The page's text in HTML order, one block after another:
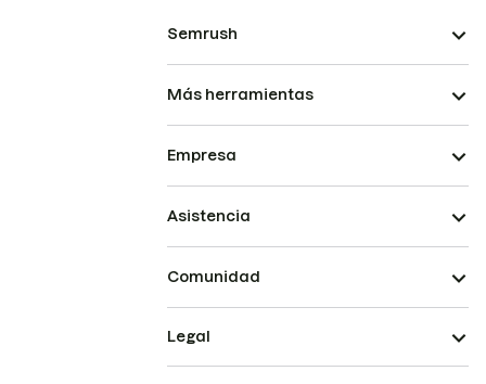
Semrush
Más herramientas
Empresa
Asistencia
Comunidad
Legal